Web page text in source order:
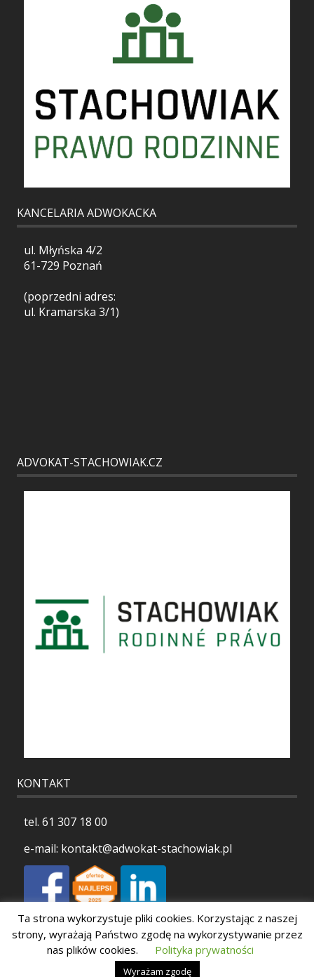
KANCELARIA ADWOKACKA
ul. Młyńska 4/2
61-729 Poznań
(poprzedni adres:
ul. Kramarska 3/1)
ADVOKAT-STACHOWIAK.CZ
KONTAKT
tel. 61 307 18 00
e-mail: kontakt@adwokat-stachowiak.pl
Polityka prywatności
Copyright 2026 Stachowiak Kancelaria Adwokacka
Ta strona wykorzystuje pliki cookies. Korzystając z naszej
strony, wyrażają Państwo zgodę na wykorzystywanie przez
nas plików cookies.
Polityka prywatności
Wyrażam zgodę